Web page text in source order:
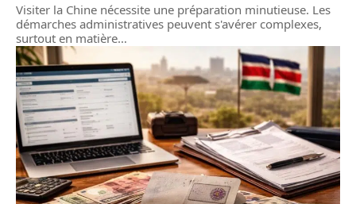
Visiter la Chine nécessite une préparation minutieuse. Les
démarches administratives peuvent s'avérer complexes,
surtout en matière…